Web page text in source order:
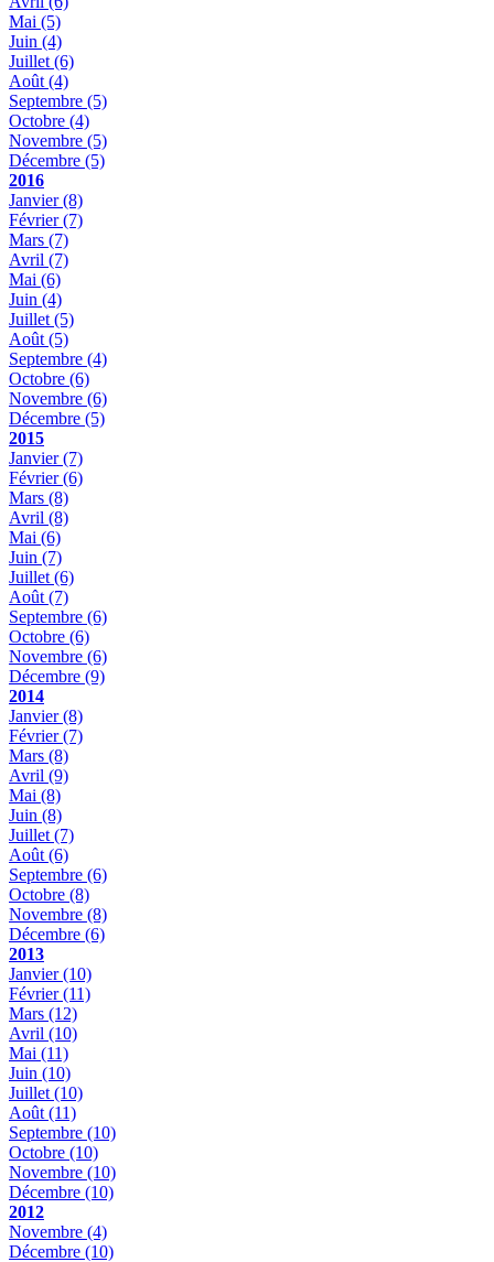
Mai (5)
Juin (4)
Juillet (6)
Août (4)
Septembre (5)
Octobre (4)
Novembre (5)
Décembre (5)
2016
Janvier(8)
Février(7)
Mars (7)
Avril (7)
Mai (6)
Juin (4)
Juillet (5)
Août (5)
Septembre (4)
Octobre (6)
Novembre (6)
Décembre (5)
2015
Janvier(7)
Février(6)
Mars (8)
Avril (8)
Mai (6)
Juin (7)
Juillet (6)
Août (7)
Septembre (6)
Octobre (6)
Novembre (6)
Décembre (9)
2014
Janvier(8)
Février(7)
Mars (8)
Avril (9)
Mai (8)
Juin (8)
Juillet (7)
Août (6)
Septembre (6)
Octobre (8)
Novembre (8)
Décembre (6)
2013
Janvier(10)
Février(11)
Mars (12)
Avril (10)
Mai (11)
Juin (10)
Juillet (10)
Août (11)
Septembre (10)
Octobre (10)
Novembre (10)
Décembre (10)
2012
Novembre (4)
Décembre (10)